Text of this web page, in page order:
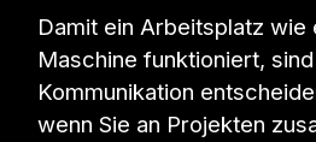
Damit ein Arbeitsplatz wie
Maschine funktioniert,
Kommunikation
wenn Sie an Projekten